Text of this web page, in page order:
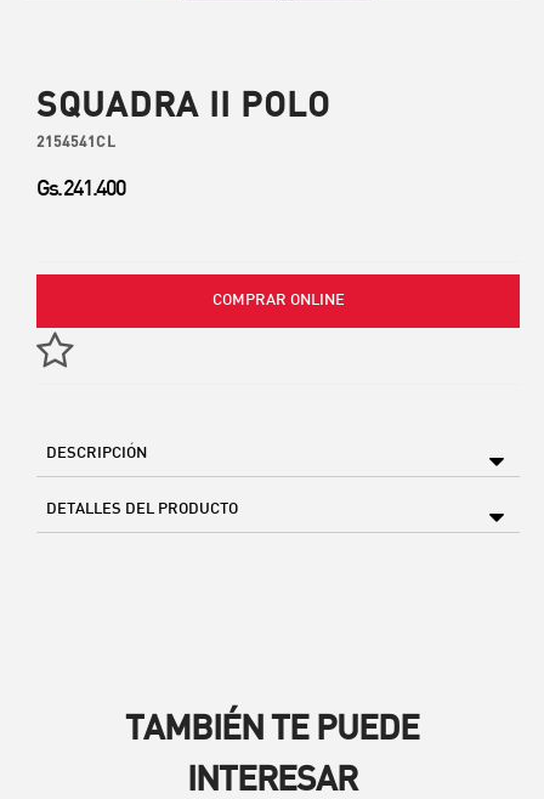
SQUADRA II POLO
2154541CL
Gs. 241.400
COMPRAR ONLINE
DESCRIPCIÓN
DETALLES DEL PRODUCTO
TAMBIÉN TE PUEDE
INTERESAR